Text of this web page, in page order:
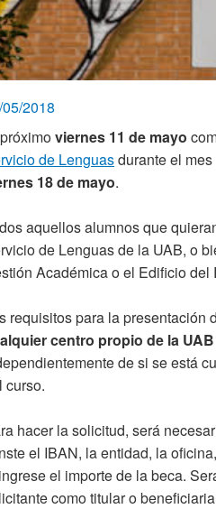
2018
viernes 11 de mayo
de Lenguasdurante el
18 de mayo.
aquellos alumnos que
de Lenguas de la UAB, o
Académica o el Edificio del
requisitos para la presentación
centro propio de la
de si se está
curso.
hacer la solicitud, será
el IBAN, la entidad, la
el importe de la beca.
como titular o